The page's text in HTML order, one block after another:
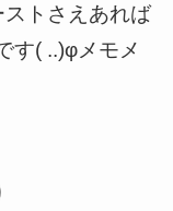
トさえあれば
す( ..)φメモメ